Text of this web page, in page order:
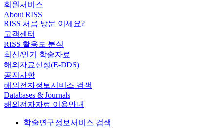
회원서비스
About RISS
RISS 처음 방문 이세요?
고객센터
RISS 활용도 분석
최신/인기 학술자료
해외자료신청(E-DDS)
공지사항
해외전자정보서비스 검색
Databases & Journals
해외전자자료 이용안내
학술연구정보서비스 검색